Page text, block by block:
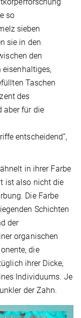
so
sieben
sie in den
den
Taschen
des
aber für die
entscheidend“,
in ihrer Farbe
ist also nicht die
Die Farbe
Schichten
der
organischen
die
ihrer Dicke,
Individuums. Je
der Zahn.